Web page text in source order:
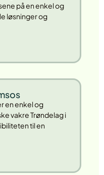
på en enkel og
løsninger og
en enkel og
vakre Trøndelag i
til en